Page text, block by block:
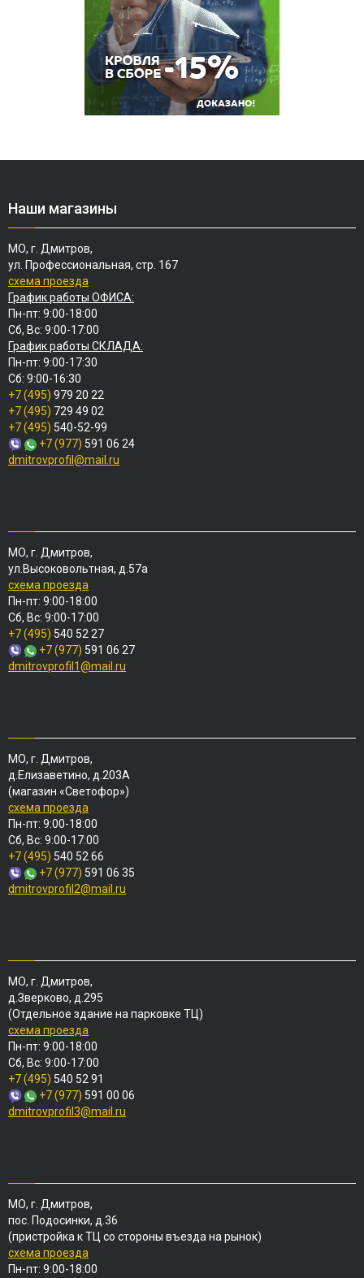
Наши магазины
МО, г. Дмитров,
ул. Профессиональная, стр. 167
схема проезда
График работы ОФИСА:
Пн-пт: 9:00-18:00
Сб, Вс: 9:00-17:00
График работы СКЛАДА:
Пн-пт: 9:00-17:30
Сб: 9:00-16:30
+7 (495) 979 20 22
+7 (495) 729 49 02
+7 (495) 540-52-99
+7 (977) 591 06 24
dmitrovprofil@mail.ru
МО, г. Дмитров,
ул.Высоковольтная, д.57а
схема проезда
Пн-пт: 9:00-18:00
Сб, Вс: 9:00-17:00
+7 (495) 540 52 27
+7 (977) 591 06 27
dmitrovprofil1@mail.ru
МО, г. Дмитров,
д.Елизаветино, д.203А
(магазин «Светофор»)
схема проезда
Пн-пт: 9:00-18:00
Сб, Вс: 9:00-17:00
+7 (495) 540 52 66
+7 (977) 591 06 35
dmitrovprofil2@mail.ru
МО, г. Дмитров,
д.Зверково, д.295
(Отдельное здание на парковке ТЦ)
схема проезда
Пн-пт: 9:00-18:00
Сб, Вс: 9:00-17:00
+7 (495) 540 52 91
+7 (977) 591 00 06
dmitrovprofil3@mail.ru
МО, г. Дмитров,
пос. Подосинки, д.36
(пристройка к ТЦ со стороны въезда на рынок)
схема проезда
Пн-пт: 9:00-18:00